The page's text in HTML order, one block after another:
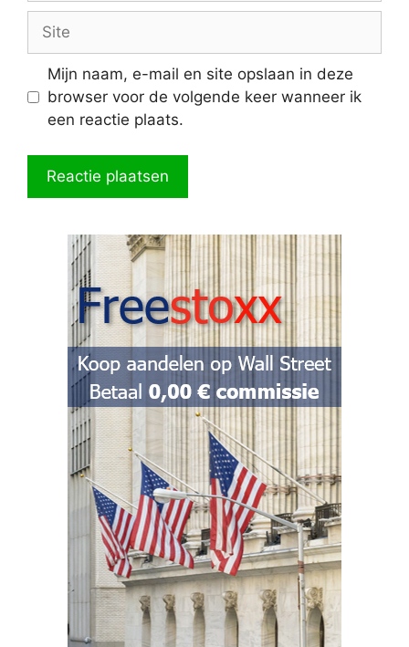
Site
Mijn naam, e-mail en site opslaan in deze
browser voor de volgende keer wanneer ik
een reactie plaats.